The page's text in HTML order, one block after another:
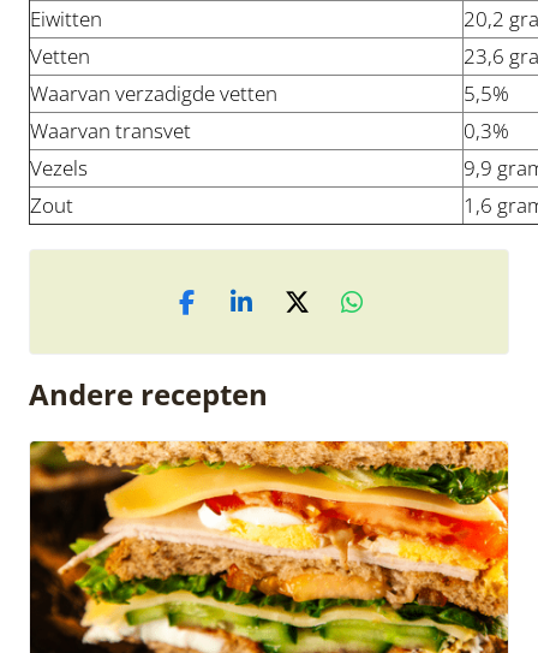
Eiwitten
20,2
Vetten
23,6
Waarvan verzadigde vetten
5,5%
Waarvan transvet
0,3%
Vezels
9,9
Zout
1,6
Andere recepten